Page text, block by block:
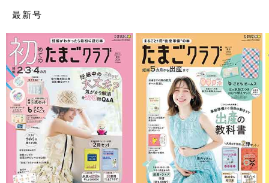
ブンには、おやつにピッタリのチョコスイーツ
がたくさん揃っていますよ！今回は、インスタ
グラムの投稿からセブンイレブンの人気チョコ
スイーツを集めてみました。ぜひ試してみて！
いかがでしたか？どの雑貨もかわいいデザインと高い機能性で、
今すぐ欲しくなってしまいますよね。すぐに売切れてしまう商品
もあるそうなので、セブンイレブンへ立ち寄った時には限定雑貨
や限定付録をチェックしてみて！
（文：かな江）
※記事内容でご紹介している投稿、リンク先は、削除される場合
があります。あらかじめご了承ください。
※記事の内容は記載当時の情報であり、現在と異なる場合があり
最新号